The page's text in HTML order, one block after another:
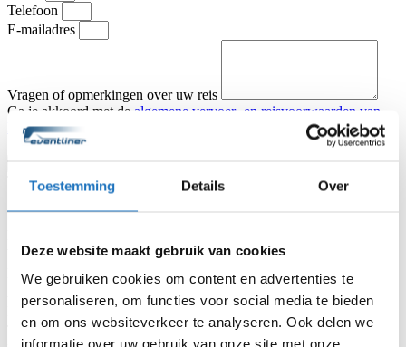
Toestemming Details Over
Deze website maakt gebruik van cookies
We gebruiken cookies om content en advertenties te
personaliseren, om functies voor social media te bieden
en om ons websiteverkeer te analyseren. Ook delen we
informatie over uw gebruik van onze site met onze
Telefoon
E-mailadres
Vragen of opmerkingen over uw reis
Ga je akkoord met de algemene vervoer- en reisvoorwaarden van
KNV Busvervoer
Ik ga akkoord
Type vervoer
Vertrekadres
Vertrektijd heenreis
Eindbestemming
Aantal personen
Naam
Telefoon